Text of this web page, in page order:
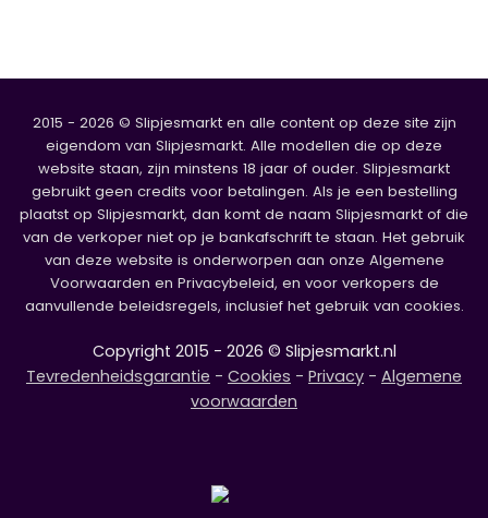
2015 - 2026 © Slipjesmarkt en alle content op deze site zijn
eigendom van Slipjesmarkt. Alle modellen die op deze
website staan, zijn minstens 18 jaar of ouder. Slipjesmarkt
gebruikt geen credits voor betalingen. Als je een bestelling
plaatst op Slipjesmarkt, dan komt de naam Slipjesmarkt of die
van de verkoper niet op je bankafschrift te staan. Het gebruik
van deze website is onderworpen aan onze Algemene
Voorwaarden en Privacybeleid, en voor verkopers de
aanvullende beleidsregels, inclusief het gebruik van cookies.
Copyright 2015 - 2026 © Slipjesmarkt.nl
Tevredenheidsgarantie - Cookies - Privacy - Algemene
voorwaarden